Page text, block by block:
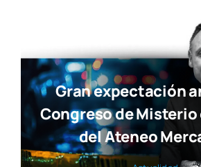
Gran expectación
Congreso de
del Ateneo